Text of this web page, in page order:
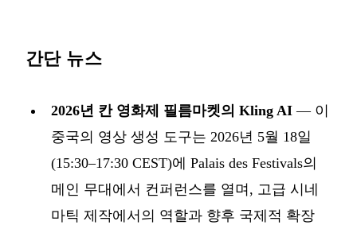
간단 뉴스
2026년 칸 영화제 필름마켓의 Kling AI — 이
중국의 영상 생성 도구는 2026년 5월 18일
(15:30–17:30 CEST)에 Palais des Festivals의
메인 무대에서 컨퍼런스를 열며, 고급 시네
마틱 제작에서의 역할과 향후 국제적 확장